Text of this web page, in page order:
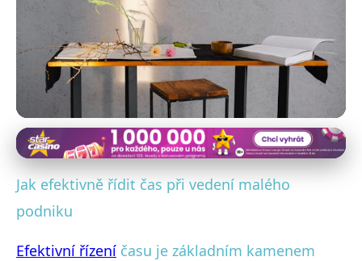
Podnikatelské finance a účetnictví
Jak zvýšit produktivitu:
Efektivní řízení času v malém
podniku
Jak efektivně řídit čas při vedení malého
podniku
Efektivní řízení času je základním kamenem